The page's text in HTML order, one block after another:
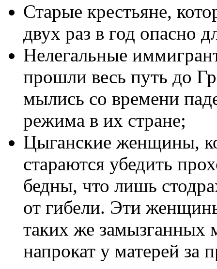
Старые крестьяне,
двух раз в год опасно
Нелегальные
прошли весь путь до
мылись со времени
режима в их стране;
Цыганские женщины,
стараются убедить
бедны, что лишь
от гибели. Эти
таких же замызганных
напрокат у матерей за